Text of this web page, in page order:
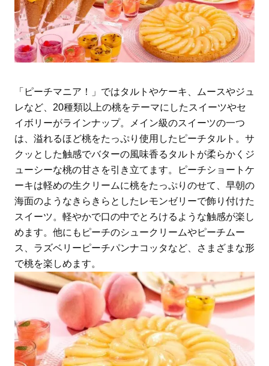
「ピーチマニア！」ではタルトやケーキ、ムースやジュ
レなど、20種類以上の桃をテーマにしたスイーツやセ
イボリーがラインナップ。メイン級のスイーツの一つ
は、溢れるほど桃をたっぷり使用したピーチタルト。サ
クッとした触感でバターの風味香るタルトが柔らかくジ
ューシーな桃の甘さを引き立てます。ピーチショートケ
ーキは軽めの生クリームに桃をたっぷりのせて、早朝の
海面のようなきらきらとしたレモンゼリーで飾り付けた
スイーツ。軽やかで口の中でとろけるような触感が楽し
めます。他にもピーチのシュークリームやピーチムー
ス、ラズベリーピーチパンナコッタなど、さまざまな形
で桃を楽しめます。